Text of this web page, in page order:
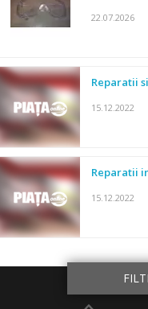
22.07.2026
Reparatii
15.12.2022
Reparatii
15.12.2022